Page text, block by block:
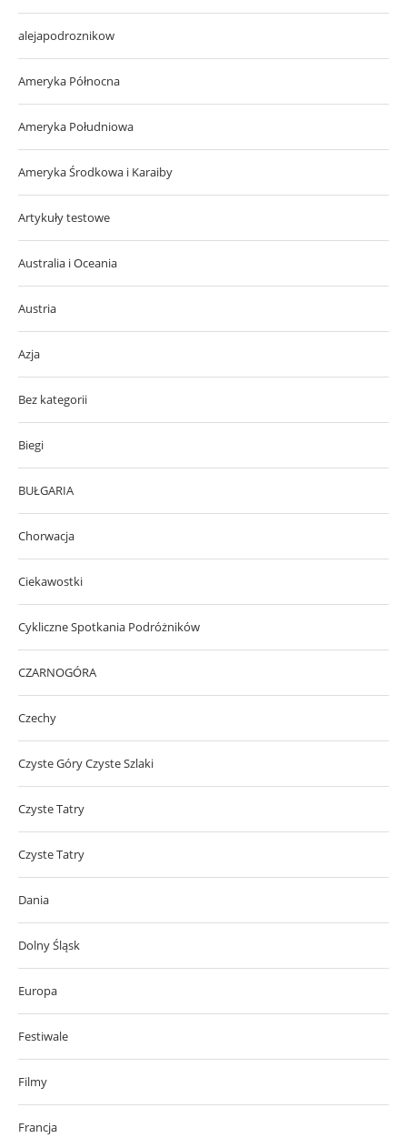
alejapodroznikow
Ameryka Północna
Ameryka Południowa
Ameryka Środkowa i Karaiby
Artykuły testowe
Australia i Oceania
Austria
Azja
Bez kategorii
Biegi
BUŁGARIA
Chorwacja
Ciekawostki
Cykliczne Spotkania Podróżników
CZARNOGÓRA
Czechy
Czyste Góry Czyste Szlaki
Czyste Tatry
Czyste Tatry
Dania
Dolny Śląsk
Europa
Festiwale
Filmy
Francja